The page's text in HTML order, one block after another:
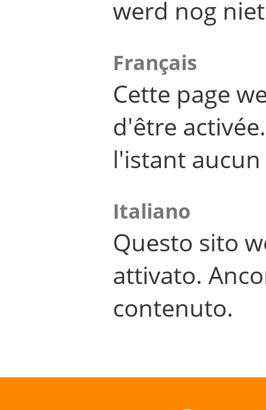
werd nog
Français
Cette page
d'être
l'istant
Italiano
Questo sito
attivato.
contenuto.